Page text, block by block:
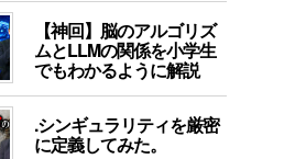
【神回】脳のアルゴリズ
ムとLLMの関係を小学生
でもわかるように解説
.シンギュラリティを厳密
に定義してみた。